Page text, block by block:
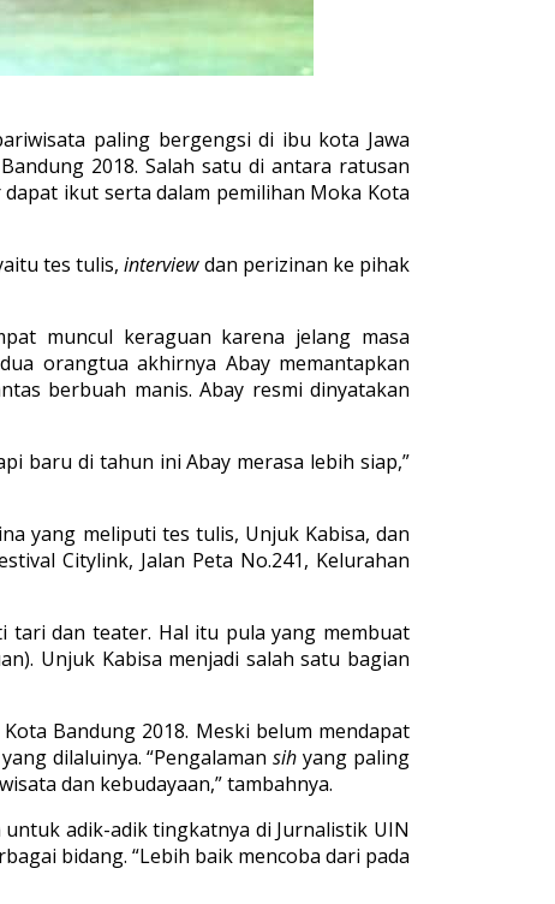
paling bergengsi di ibu kota Jawa
2018. Salah satu di antara ratusan
ikut serta dalam pemilihan Moka Kota
tes tulis,interviewdan perizinan ke pihak
muncul keraguan karena jelang masa
orangtua akhirnya Abay memantapkan
berbuah manis. Abay resmi dinyatakan
baru di tahun ini Abay merasa lebih siap,”
yang meliputi tes tulis, Unjuk Kabisa, dan
Citylink, Jalan Peta No.241, Kelurahan
tari dan teater. Hal itu pula yang membuat
Unjuk Kabisa menjadi salah satu bagian
Bandung 2018. Meski belum mendapat
dilaluinya. “Pengalamansih yang paling
dan kebudayaan,” tambahnya.
adik-adik tingkatnya di Jurnalistik UIN
bidang. “Lebih baik mencoba dari pada